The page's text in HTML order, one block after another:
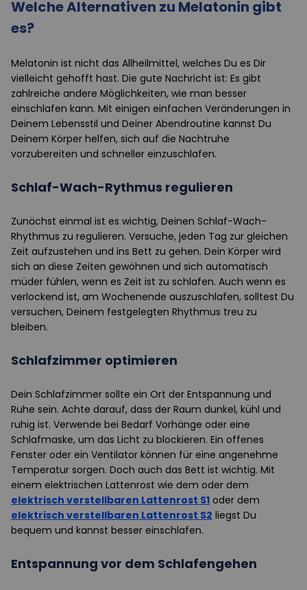
Welche Alternativen zu Melatonin gibt
es?
Melatonin ist nicht das Allheilmittel, welches Du es Dir
vielleicht gehofft hast. Die gute Nachricht ist: Es gibt
zahlreiche andere Möglichkeiten, wie man besser
einschlafen kann. Mit einigen einfachen Veränderungen in
Deinem Lebensstil und Deiner Abendroutine kannst Du
Deinem Körper helfen, sich auf die Nachtruhe
vorzubereiten und schneller einzuschlafen.
Schlaf-Wach-Rythmus regulieren
Zunächst einmal ist es wichtig, Deinen Schlaf-Wach-
Rhythmus zu regulieren. Versuche, jeden Tag zur gleichen
Zeit aufzustehen und ins Bett zu gehen. Dein Körper wird
sich an diese Zeiten gewöhnen und sich automatisch
müder fühlen, wenn es Zeit ist zu schlafen. Auch wenn es
verlockend ist, am Wochenende auszuschlafen, solltest Du
versuchen, Deinem festgelegten Rhythmus treu zu
bleiben.
Schlafzimmer optimieren
Dein Schlafzimmer sollte ein Ort der Entspannung und
Ruhe sein. Achte darauf, dass der Raum dunkel, kühl und
ruhig ist. Verwende bei Bedarf Vorhänge oder eine
Schlafmaske, um das Licht zu blockieren. Ein offenes
Fenster oder ein Ventilator können für eine angenehme
Temperatur sorgen. Doch auch das Bett ist wichtig. Mit
einem elektrischen Lattenrost wie dem oder dem
elektrisch verstellbaren Lattenrost S1 oder dem
elektrisch verstellbaren Lattenrost S2 liegst Du
bequem und kannst besser einschlafen.
Entspannung vor dem Schlafengehen